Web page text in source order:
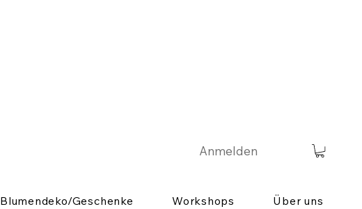
Anmelden
Blumendeko/Geschenke Workshops Über uns